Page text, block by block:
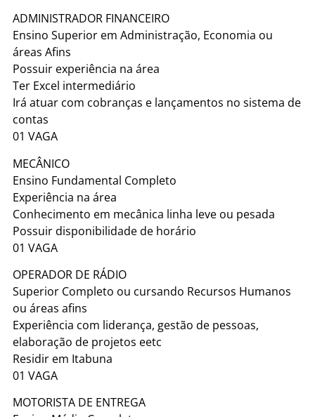
ADMINISTRADOR FINANCEIRO
Ensino Superior em Administração, Economia ou
áreas Afins
Possuir experiência na área
Ter Excel intermediário
Irá atuar com cobranças e lançamentos no sistema de
contas
01 VAGA
MECÂNICO
Ensino Fundamental Completo
Experiência na área
Conhecimento em mecânica linha leve ou pesada
Possuir disponibilidade de horário
01 VAGA
OPERADOR DE RÁDIO
Superior Completo ou cursando Recursos Humanos
ou áreas afins
Experiência com liderança, gestão de pessoas,
elaboração de projetos eetc
Residir em Itabuna
01 VAGA
MOTORISTA DE ENTREGA